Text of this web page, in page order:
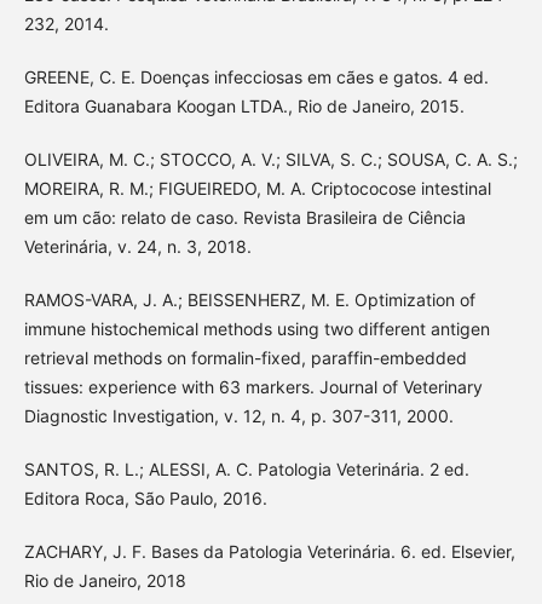
232, 2014.
GREENE, C. E. Doenças infecciosas em cães e gatos. 4 ed.
Editora Guanabara Koogan LTDA., Rio de Janeiro, 2015.
OLIVEIRA, M. C.; STOCCO, A. V.; SILVA, S. C.; SOUSA, C. A. S.;
MOREIRA, R. M.; FIGUEIREDO, M. A. Criptococose intestinal
em um cão: relato de caso. Revista Brasileira de Ciência
Veterinária, v. 24, n. 3, 2018.
RAMOS-VARA, J. A.; BEISSENHERZ, M. E. Optimization of
immune histochemical methods using two different antigen
retrieval methods on formalin-fixed, paraffin-embedded
tissues: experience with 63 markers. Journal of Veterinary
Diagnostic Investigation, v. 12, n. 4, p. 307-311, 2000.
SANTOS, R. L.; ALESSI, A. C. Patologia Veterinária. 2 ed.
Editora Roca, São Paulo, 2016.
ZACHARY, J. F. Bases da Patologia Veterinária. 6. ed. Elsevier,
Rio de Janeiro, 2018